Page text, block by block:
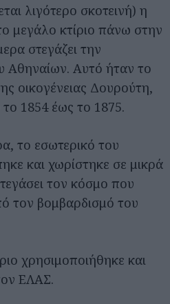
λιγότερο σκοτεινή) η
μεγάλο κτίριο πάνω στην
στεγάζει την
Αθηναίων. Αυτό ήταν το
οικογένειας Δουρούτη,
1854 έως το 1875.
το εσωτερικό του
και χωρίστηκε σε μικρά
τον κόσμο που
τον βομβαρδισμό του
χρησιμοποιήθηκε και
ΕΛΑΣ.